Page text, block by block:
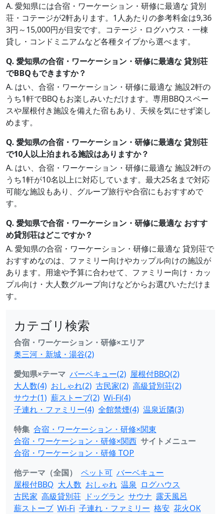
A. 愛知県には合宿・ワーケーション・研修に最適な 貸別
荘・コテージが2軒あります。1人あたりの参考料金は9,36
3円～15,000円が目安です。コテージ・ログハウス・一棟
貸し・コンドミニアムなど各種タイプから選べます。
Q. 愛知県の合宿・ワーケーション・研修に最適な 貸別荘
でBBQもできますか？
A. はい、合宿・ワーケーション・研修に最適な 施設2軒の
うち1軒でBBQもお楽しみいただけます。専用BBQスペー
スや屋根付き施設を備えた宿もあり、天候を気にせず楽し
めます。
Q. 愛知県の合宿・ワーケーション・研修に最適な 貸別荘
で10人以上泊まれる施設はありますか？
A. はい、合宿・ワーケーション・研修に最適な 施設2軒の
うち1軒が10名以上に対応しています。最大25名まで対応
可能な施設もあり、グループ旅行や合宿にもおすすめで
す。
Q. 愛知県で合宿・ワーケーション・研修に最適な おすす
め貸別荘はどこですか？
A. 愛知県の合宿・ワーケーション・研修に最適な 貸別荘で
おすすめなのは、ファミリー向けやカップル向けの施設が
あります。用途や予算に合わせて、ファミリー向け・カッ
プル向け・大人数グループ向けなどからお選びいただけま
す。
カテゴリ検索
合宿・ワーケーション・研修×エリア
奥三河・新城・湯谷(2)
愛知県×テーマ バーベキュー(2) 屋根付BBQ(2)
大人数(4) おしゃれ(2) 古民家(2) 高級貸別荘(2)
サウナ(1) 薪ストーブ(2) Wi-Fi(4)
子連れ・ファミリー(4) 全館禁煙(4) 温泉近隣(3)
特集 合宿・ワーケーション・研修×関東
合宿・ワーケーション・研修×関西 サイトメニュー
合宿・ワーケーション・研修 TOP
他テーマ（全国）
ペット可 バーベキュー
屋根付BBQ 大人数 おしゃれ 温泉 ログハウス
古民家 高級貸別荘 ドッグラン サウナ 露天風呂
薪ストーブ Wi-Fi 子連れ・ファミリー 格安 花火OK